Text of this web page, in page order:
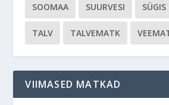
SOOMAA SUURVESI SÜGIS
TALV TALVEMATK
VIIMASED MATKAD